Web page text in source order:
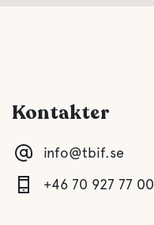
Latrintömning
Färskvatten
Kontakter
info@tbif.se
+46 70 927 77 00